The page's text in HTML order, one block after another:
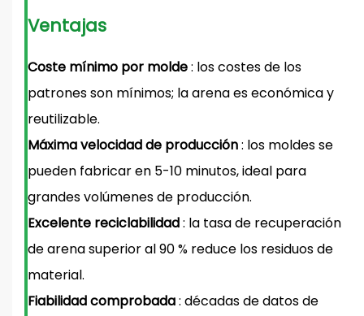
Ventajas
Coste mínimo por molde: los costes de los
patrones son mínimos; la arena es económica y
reutilizable.
Máxima velocidad de producción: los moldes se
pueden fabricar en 5-10 minutos, ideal para
grandes volúmenes de producción.
Excelente reciclabilidad: la tasa de recuperación
de arena superior al 90 % reduce los residuos de
material.
Fiabilidad comprobada: décadas de datos de